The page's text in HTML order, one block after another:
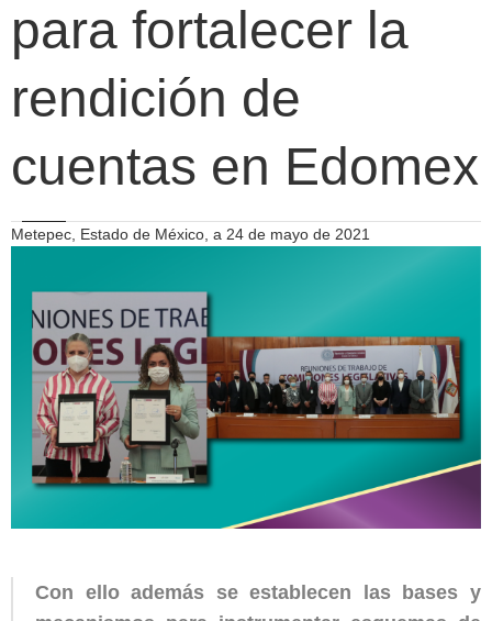
para fortalecer la
rendición de
cuentas en Edomex
Metepec, Estado de México, a 24 de mayo de 2021
Con ello además se establecen las bases y